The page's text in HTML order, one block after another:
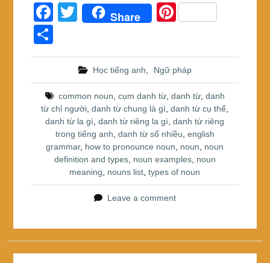
F
a
c
b
o
o
k
T
er
Share
Pi
e
st
h
e
Học tiếng anh Ngữ pháp
common noun cụm danh từ, danh từ, danh
từ chỉ người ,danh từ chung là gì ,danh từ cụ thể
danh từ la gì ,danh từ riêng la gì ,danh từ riêng
trong tiếng anh danh từ số nhiều english
grammar, how to pronounce noun noun
noun
definition and types, noun examples, noun
meaning
nouns list ,types of noun
Leave a comment